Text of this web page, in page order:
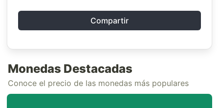
Compartir
Monedas Destacadas
Conoce el precio de las monedas más populares